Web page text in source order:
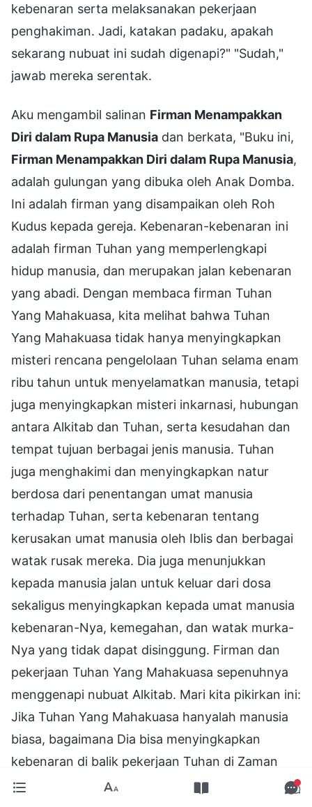
kebenaran serta melaksanakan pekerjaan
penghakiman. Jadi, katakan padaku, apakah
sekarang nubuat ini sudah digenapi?" "Sudah,"
jawab mereka serentak.
Aku mengambil salinan Firman Menampakkan
Diri dalam Rupa Manusia dan berkata, "Buku ini,
Firman Menampakkan Diri dalam Rupa Manusia,
adalah gulungan yang dibuka oleh Anak Domba.
Ini adalah firman yang disampaikan oleh Roh
Kudus kepada gereja. Kebenaran-kebenaran ini
adalah firman Tuhan yang memperlengkapi
hidup manusia, dan merupakan jalan kebenaran
yang abadi. Dengan membaca firman Tuhan
Yang Mahakuasa, kita melihat bahwa Tuhan
Yang Mahakuasa tidak hanya menyingkapkan
misteri rencana pengelolaan Tuhan selama enam
ribu tahun untuk menyelamatkan manusia, tetapi
juga menyingkapkan misteri inkarnasi, hubungan
antara Alkitab dan Tuhan, serta kesudahan dan
tempat tujuan berbagai jenis manusia. Tuhan
juga menghakimi dan menyingkapkan natur
berdosa dari penentangan umat manusia
terhadap Tuhan, serta kebenaran tentang
kerusakan umat manusia oleh Iblis dan berbagai
watak rusak mereka. Dia juga menunjukkan
kepada manusia jalan untuk keluar dari dosa
sekaligus menyingkapkan kepada umat manusia
kebenaran-Nya, kemegahan, dan watak murka-
Nya yang tidak dapat disinggung. Firman dan
pekerjaan Tuhan Yang Mahakuasa sepenuhnya
menggenapi nubuat Alkitab. Mari kita pikirkan ini:
Jika Tuhan Yang Mahakuasa hanyalah manusia
biasa, bagaimana Dia bisa menyingkapkan
kebenaran di balik pekerjaan Tuhan di Zaman
Hukum Taurat dan Zaman Kasih Karunia?